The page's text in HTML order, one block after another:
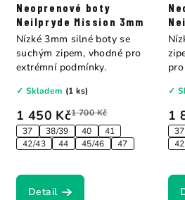
Neoprenové boty
Neilpryde Mission 3mm
1 450 Kč1 700 Kč
37 38/39 40
41
42/43
44 45/46 47
✓ Skladem (1 ks)
Detail
Nízké 3mm silné boty se
suchým zipem, vhodné pro
extrémní podmínky.
s
1
37
✓